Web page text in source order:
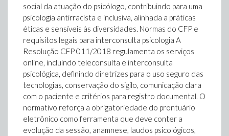
social da atuação do psicólogo, contribuindo para uma
psicologia antirracista e inclusiva, alinhada a práticas
éticas e sensíveis às diversidades. Normas do CFP e
requisitos legais para interconsulta psicologia A
Resolução CFP 011/2018 regulamenta os serviços
online, incluindo teleconsulta e interconsulta
psicológica, definindo diretrizes para o uso seguro das
tecnologias, conservação do sigilo, comunicação clara
com o paciente e critérios para registro documental. O
normativo reforça a obrigatoriedade do prontuário
eletrônico como ferramenta que deve conter a
evolução da sessão, anamnese, laudos psicológicos,